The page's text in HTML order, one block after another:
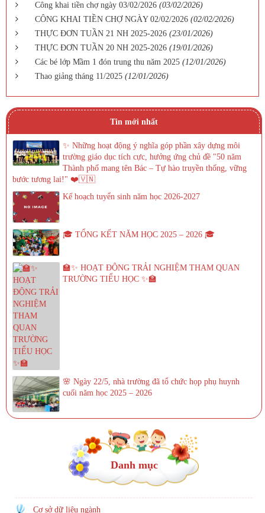
Công khai tiền chợ ngày 03/02/2026 (03/02/2026)
CÔNG KHAI TIỀN CHỢ NGÀY 02/02/2026 (02/02/2026)
THỰC ĐƠN TUẦN 21 NH 2025-2026 (23/01/2026)
THỰC ĐƠN TUẦN 20 NH 2025-2026 (19/01/2026)
Các bé lớp Mầm 1 đón trung thu năm 2025 (12/01/2026)
Thao giảng tháng 11/2025 (12/01/2026)
Tin mới nhất
✨ Những hoạt động ý nghĩa góp phần xây dựng môi
trường giáo dục tích cực, hưởng ứng chủ đề "50 năm
Thành phố mang tên Bác – Tự hào truyền thống, vững
bước tương lai!" ❤️🇻🇳
Kế hoạch tuyển sinh năm học 2026-2027
🎓 TỔNG KẾT NĂM HỌC 2025 – 2026 🎓
🏫✨ HOẠT ĐỘNG TRẢI NGHIỆM THAM QUAN
TRƯỜNG TIỂU HỌC ✨🏫
🌸 Ngày 22/5, nhà trường đã tổ chức họp phụ huynh
cuối năm học 2025 – 2026
Danh mục
Cơ sở dữ liệu ngành